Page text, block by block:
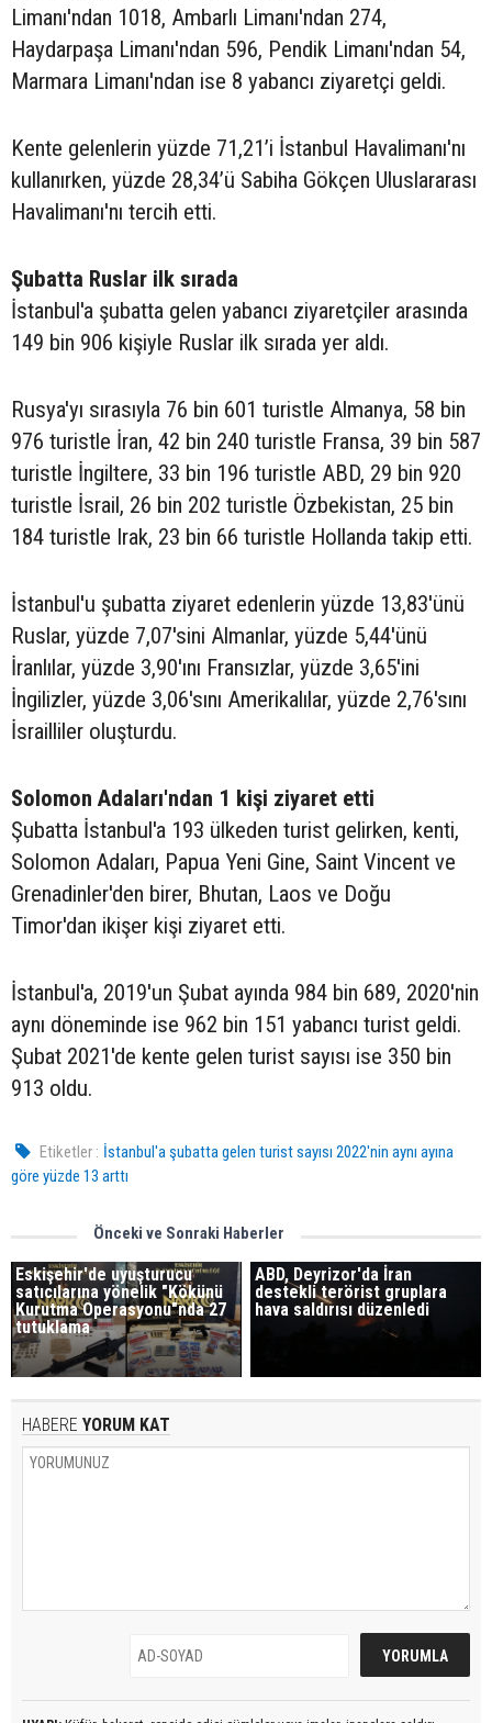
Limanı'ndan 1018, Ambarlı Limanı'ndan 274,
Haydarpaşa Limanı'ndan 596, Pendik Limanı'ndan 54,
Marmara Limanı'ndan ise 8 yabancı ziyaretçi geldi.
Kente gelenlerin yüzde 71,21’i İstanbul Havalimanı'nı
kullanırken, yüzde 28,34’ü Sabiha Gökçen Uluslararası
Havalimanı'nı tercih etti.
Şubatta Ruslar ilk sırada
İstanbul'a şubatta gelen yabancı ziyaretçiler arasında
149 bin 906 kişiyle Ruslar ilk sırada yer aldı.
Rusya'yı sırasıyla 76 bin 601 turistle Almanya, 58 bin
976 turistle İran, 42 bin 240 turistle Fransa, 39 bin 587
turistle İngiltere, 33 bin 196 turistle ABD, 29 bin 920
turistle İsrail, 26 bin 202 turistle Özbekistan, 25 bin
184 turistle Irak, 23 bin 66 turistle Hollanda takip etti.
İstanbul'u şubatta ziyaret edenlerin yüzde 13,83'ünü
Ruslar, yüzde 7,07'sini Almanlar, yüzde 5,44'ünü
İranlılar, yüzde 3,90'ını Fransızlar, yüzde 3,65'ini
İngilizler, yüzde 3,06'sını Amerikalılar, yüzde 2,76'sını
İsrailliler oluşturdu.
Solomon Adaları'ndan 1 kişi ziyaret etti
Şubatta İstanbul'a 193 ülkeden turist gelirken, kenti,
Solomon Adaları, Papua Yeni Gine, Saint Vincent ve
Grenadinler'den birer, Bhutan, Laos ve Doğu
Timor'dan ikişer kişi ziyaret etti.
İstanbul'a, 2019'un Şubat ayında 984 bin 689, 2020'nin
aynı döneminde ise 962 bin 151 yabancı turist geldi.
Şubat 2021'de kente gelen turist sayısı ise 350 bin
913 oldu.
Etiketler : İstanbul'a şubatta gelen turist sayısı 2022'nin aynı ayına
göre yüzde 13 arttı
Önceki ve Sonraki Haberler
Eskişehir'de uyuşturucu
satıcılarına yönelik "Kökünü
Kurutma Operasyonu"nda 27
tutuklama
ABD, Deyrizor'da İran
destekli terörist gruplara
hava saldırısı düzenledi
HABERE YORUM KAT